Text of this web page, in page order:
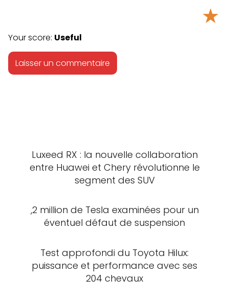
★
Your score: Useful
Luxeed RX : la nouvelle collaboration
entre Huawei et Chery révolutionne le
segment des SUV
,2 million de Tesla examinées pour un
éventuel défaut de suspension
Test approfondi du Toyota Hilux:
puissance et performance avec ses
204 chevaux